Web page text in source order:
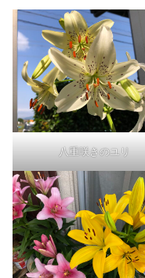
八重咲きのユリ